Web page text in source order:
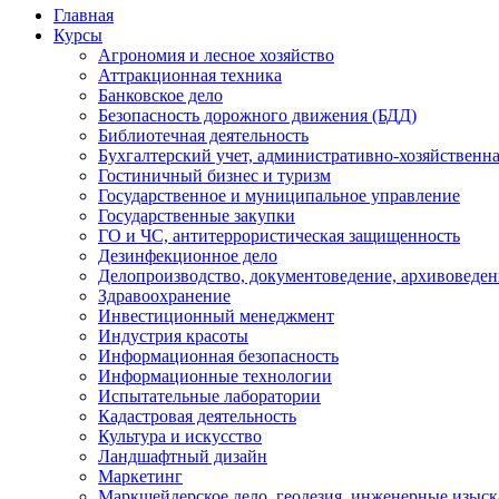
Главная
Курсы
Агрономия и лесное хозяйство
Аттракционная техника
Банковское дело
Безопасность дорожного движения (БДД)
Библиотечная деятельность
Бухгалтерский учет, административно-
Гостиничный бизнес и туризм
Государственное и муниципальное управление
Государственные закупки
ГО и ЧС, антитеррористическая защищенность
Дезинфекционное дело
Делопроизводство, документоведение,
Здравоохранение
Инвестиционный менеджмент
Индустрия красоты
Информационная безопасность
Информационные технологии
Испытательные лаборатории
Кадастровая деятельность
Культура и искусство
Ландшафтный дизайн
Маркетинг